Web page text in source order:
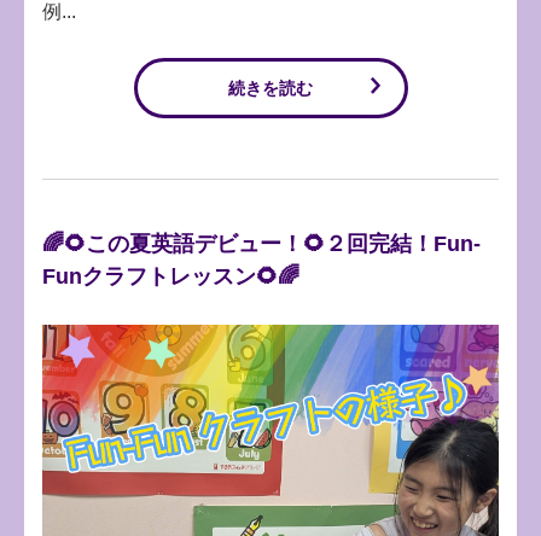
例...
続きを読む
🌈🌻この夏英語デビュー！🌻２回完結！Fun-
Funクラフトレッスン🌻🌈